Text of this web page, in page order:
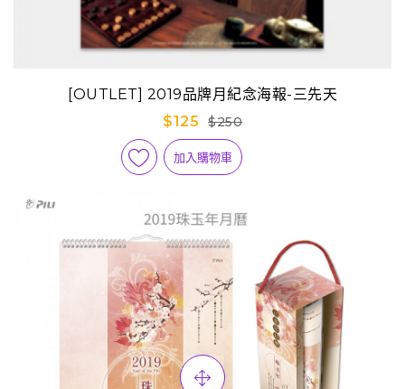
[OUTLET] 2019品牌月紀念海報-三先天
$125
$250
加入購物車